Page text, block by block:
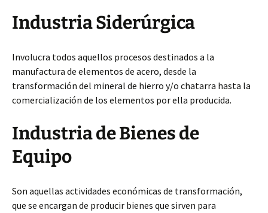
Industria Siderúrgica
Involucra todos aquellos procesos destinados a la
manufactura de elementos de acero, desde la
transformación del mineral de hierro y/o chatarra hasta la
comercialización de los elementos por ella producida.
Industria de Bienes de
Equipo
Son aquellas actividades económicas de transformación,
que se encargan de producir bienes que sirven para